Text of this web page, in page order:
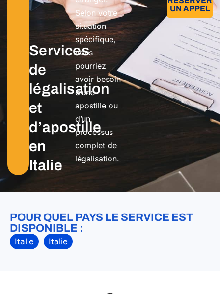
Services
de
légalisation
et
d’apostille
en
Italie
Selon votre
situation
spécifique,
vous
pourriez
avoir besoin
d’une
apostille ou
d’un
processus
complet de
légalisation.
UN APPEL
POUR QUEL PAYS LE SERVICE EST
DISPONIBLE :
Italie Italie